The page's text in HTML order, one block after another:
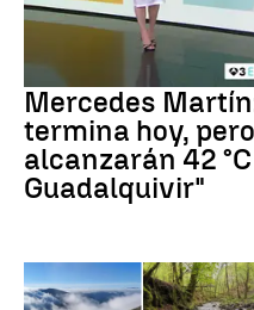
La previsión
Mercedes
termina hoy,
alcanzarán 42
Guadalquivir"